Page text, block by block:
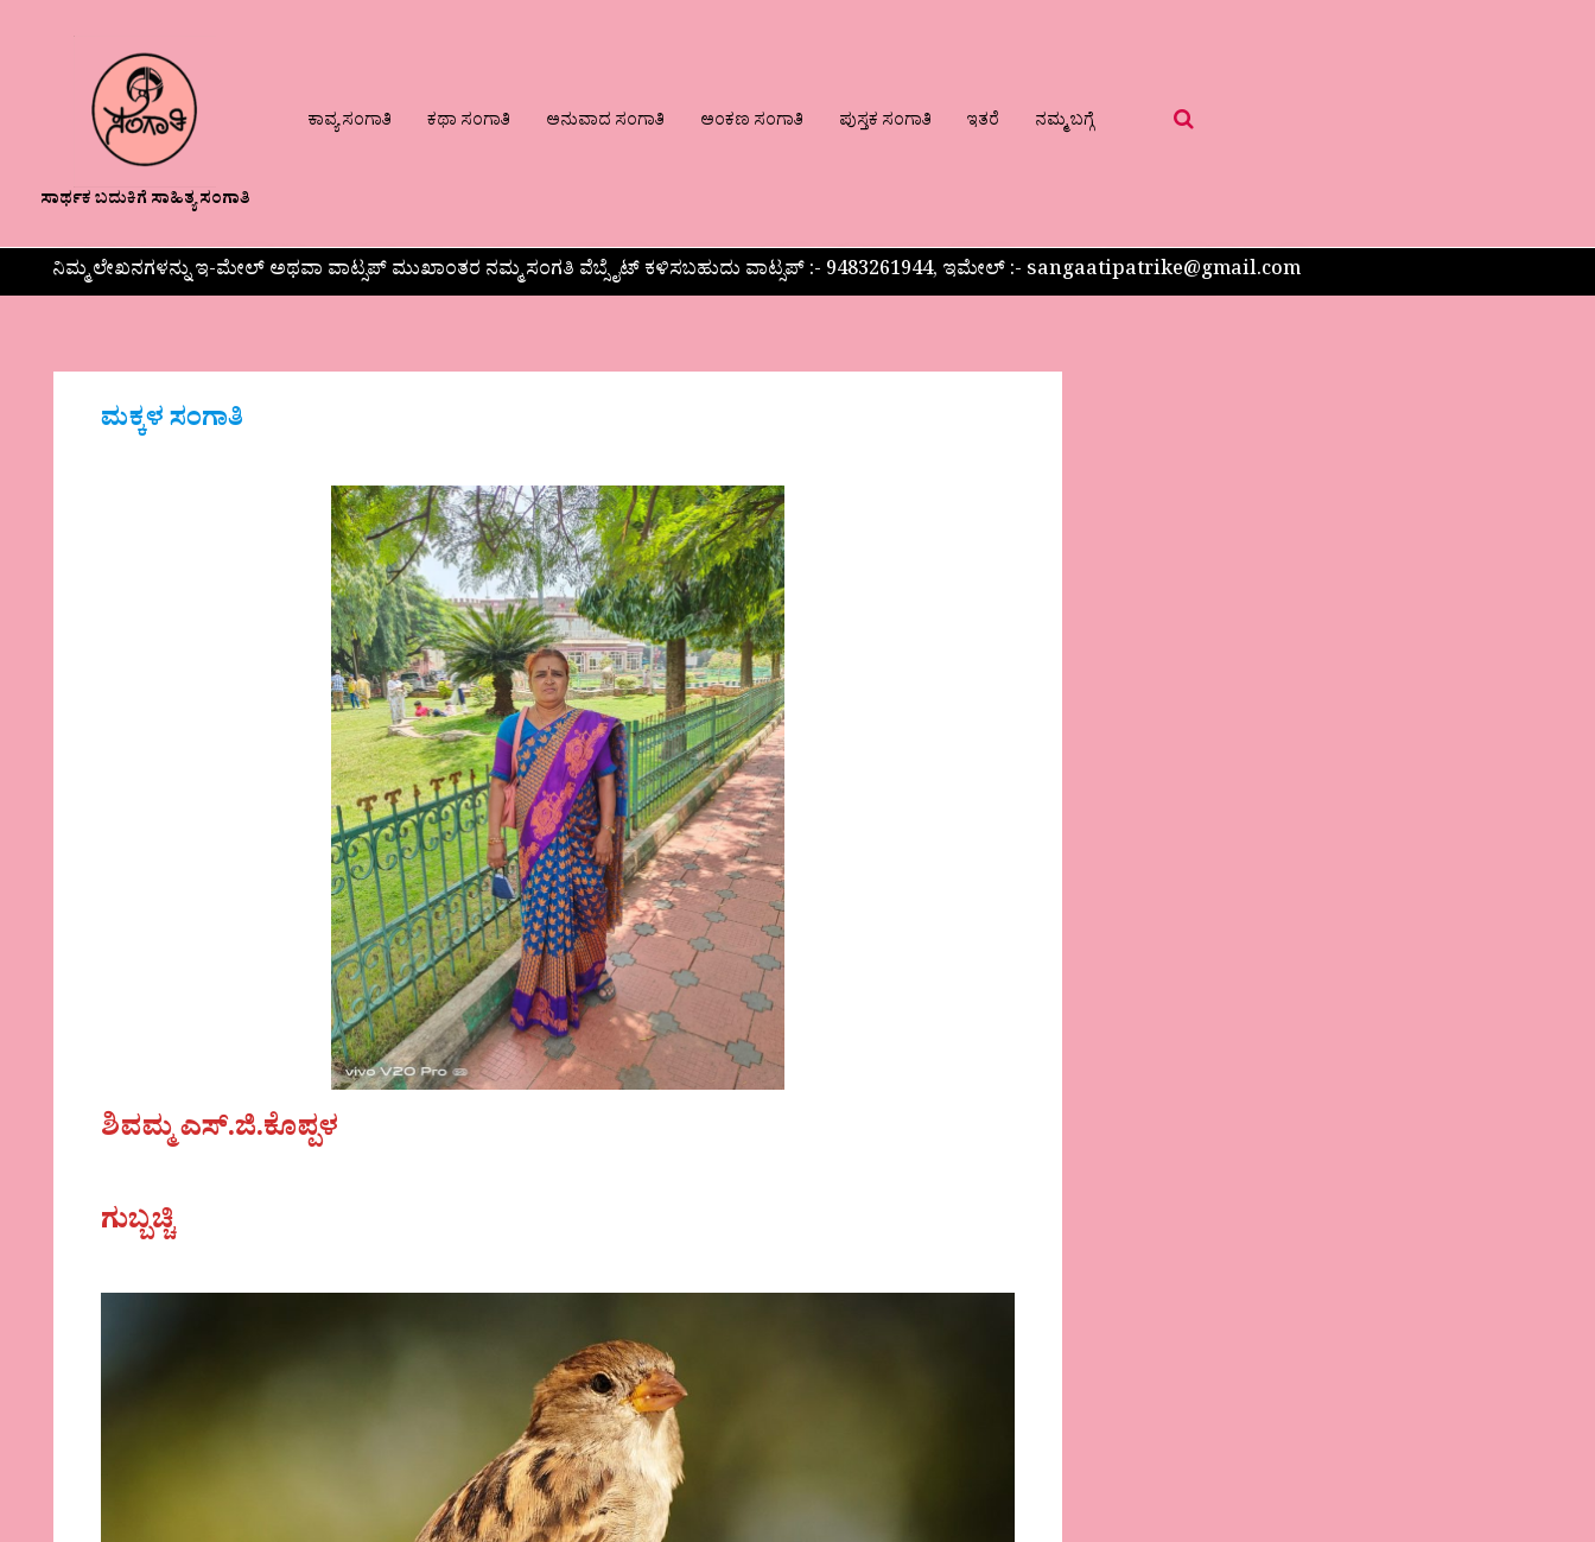
ಸಾರ್ಥಕ ಬದುಕಿಗೆ ಸಾಹಿತ್ಯ ಸಂಗಾತಿ
ಕಾವ್ಯ ಸಂಗಾತಿ ಕಥಾ ಸಂಗಾತಿ ಅನುವಾದ ಸಂಗಾತಿ ಅಂಕಣ ಸಂಗಾತಿ ಪುಸ್ತಕ ಸಂಗಾತಿ ಇತರೆ ನಮ್ಮ ಬಗ್ಗೆ
ನಿಮ್ಮ ಲೇಖನಗಳನ್ನು ಇ-ಮೇಲ್ ಅಥವಾ ವಾಟ್ಸಪ್ ಮುಖಾಂತರ ನಮ್ಮ ಸಂಗತಿ ವೆಬ್ಸೈಟ್ ಕಳಿಸಬಹುದು ವಾಟ್ಸಪ್‌ :- 9483261944, ಇಮೇಲ್ :- sangaatipatrike@gmail.com
ಮಕ್ಕಳ ಸಂಗಾತಿ
ಶಿವಮ್ಮ ಎಸ್.ಜಿ.ಕೊಪ್ಪಳ
ಗುಬ್ಬಚ್ಚಿ